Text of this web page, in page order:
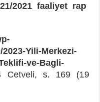
2021_faaliyet_rap
Yili-Merkezi-
ve-Bagli-
Cetveli, s. 169 (19